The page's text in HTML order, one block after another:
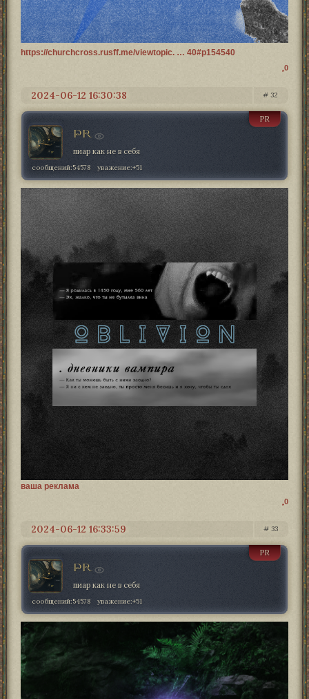
https://churchcross.rusff.me/viewtopic. … 40#p154540
0
32
2024-06-12 16:30:38
PR
PR
пиар как не в себя
сообщений:54578 уважение:+51
ваша реклама
0
33
2024-06-12 16:33:59
PR
PR
пиар как не в себя
сообщений:54578 уважение:+51